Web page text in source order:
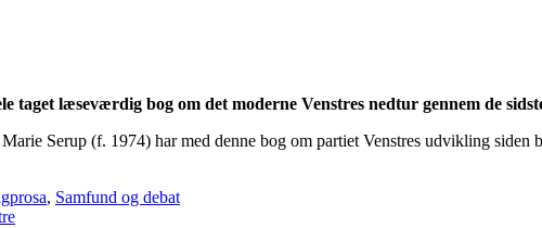
taget læseværdig bog om det moderne Venstres nedtur gennem de
Serup (f. 1974) har med denne bog om partiet Venstres udvikling siden
, Samfund og debat